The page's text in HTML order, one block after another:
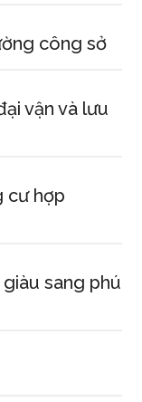
công sở
vận và lưu
cư hợp
sang phú